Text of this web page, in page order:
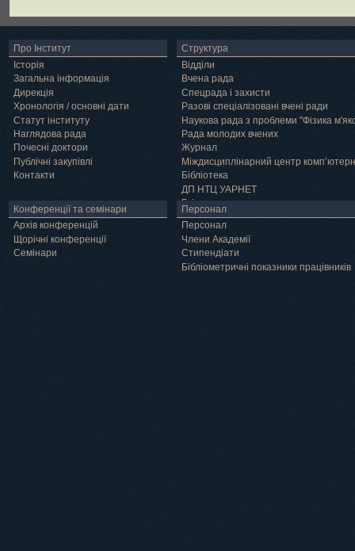
Про Інститут
Історія
Загальна інформація
Дирекція
Хронологія / основні дати
Статут інституту
Наглядова рада
Почесні доктори
Публічні закупівлі
Контакти
Структура
Відділи
Вчена рада
Спецрада і захисти
Разові спеціалізовані вчені ради
Наукова рада з проблеми "Фізика
Рада молодих вчених
Журнал
Міждисциплінарний центр
Бібліотека
ДП НТЦ УАРНЕТ
Грід
Конференції та семінари
Архів конференцій
Щорічні конференції
Семінари
Персонал
Персонал
Члени Академії
Cтипендіати
Бібліометричні показники працівників